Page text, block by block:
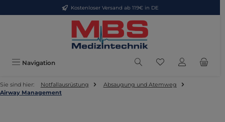
Zum Hauptinhalt springenKostenloser Versand ab 119€ in DE
Navigation Du hast 0
Sie sind hier: Notfallausrüstung
Absaugung und Atemweg
Airway Management